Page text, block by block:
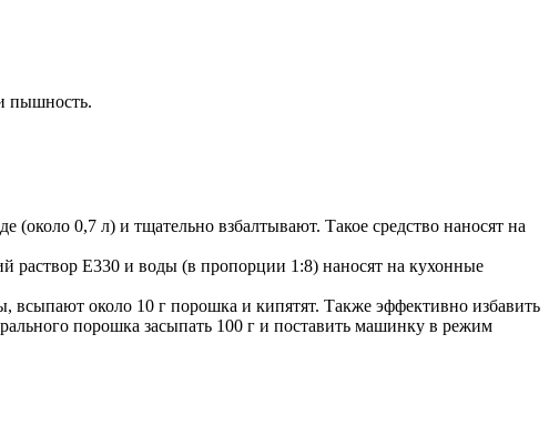
пышность.
0,7 л) и тщательно взбалтывают. Такое средство наносят на
раствор Е330 и воды (в пропорции 1:8) наносят на кухонные
около 10 г порошка и кипятят. Также эффективно избавить
порошка засыпать 100 г и поставить машинку в режим